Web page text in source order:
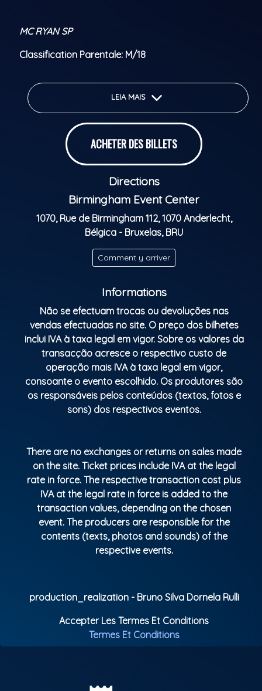
MC RYAN SP
Classification Parentale: M/18
LEIA MAIS
ACHETER DES BILLETS
Directions
Birmingham Event Center
1070, Rue de Birmingham 112, 1070 Anderlecht,
Bélgica - Bruxelas, BRU
Comment y arriver
Informations
Não se efectuam trocas ou devoluções nas
vendas efectuadas no site. O preço dos bilhetes
inclui IVA à taxa legal em vigor. Sobre os valores da
transacção acresce o respectivo custo de
operação mais IVA à taxa legal em vigor,
consoante o evento escolhido. Os produtores são
os responsáveis pelos conteúdos (textos, fotos e
sons) dos respectivos eventos.
There are no exchanges or returns on sales made
on the site. Ticket prices include IVA at the legal
rate in force. The respective transaction cost plus
IVA at the legal rate in force is added to the
transaction values, depending on the chosen
event. The producers are responsible for the
contents (texts, photos and sounds) of the
respective events.
production_realization - Bruno Silva Dornela Rulli
Accepter Les Termes Et Conditions
Termes Et Conditions